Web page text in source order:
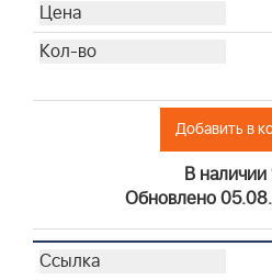
Добавить в
В наличии
Обновлено